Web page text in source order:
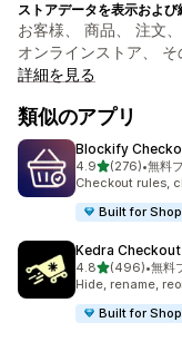
ストアデータを表示および
お客様、 商品、 注文
オンラインストア、 そ
詳細を見る
類似のアプリ
Blockify
4.95つ星中
(276)
合計レビュー数：
•無料
Checkout rules,
Built for
Kedra
4.85つ星中
(496)
合計レビュー数：
•無料
Hide, rename,
Built for